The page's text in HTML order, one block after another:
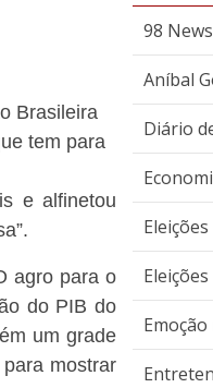
Brasileira
tem para
e alfinetou
agro para o
do PIB do
um grade
mostrar
98
Aníbal
Diário
Emoção